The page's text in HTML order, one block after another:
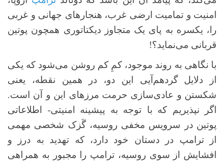
امنیت و تمامیت ارضی غرب، هنجارهای جهانی و غربی
را، یکسره به پای یک متجاوز دیکتاتوری همچون پوتین
قربانی می‌نماید؟!
با نگاهی به روند موجود، کمِ کم روشن می‌شود که یکی
از دلایل گردهم‌آیی این دو، در همین نقطه، یعنی
شکستن و عادی‌سازی حرمت مرزهای این و آن است.
اگر نپذیریم که با توجه به پیشینه امنیتی- اطلاعاتی
پوتین در سرویس مخفی روسیه، گَزک شخصی مهمی
از ترامپ در دستان خود دارد، که تهدید به درز و
افشایش از سوی روسیه، ترامپ را مجبور به همراهی